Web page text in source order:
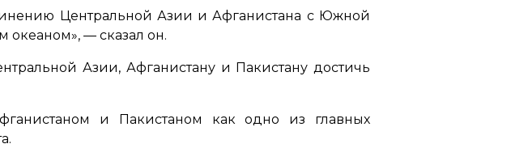
Центральной Азии и Афганистана с Южной
океаном», — сказал он.
Азии, Афганистану и Пакистану достичь
и Пакистаном как одно из главных